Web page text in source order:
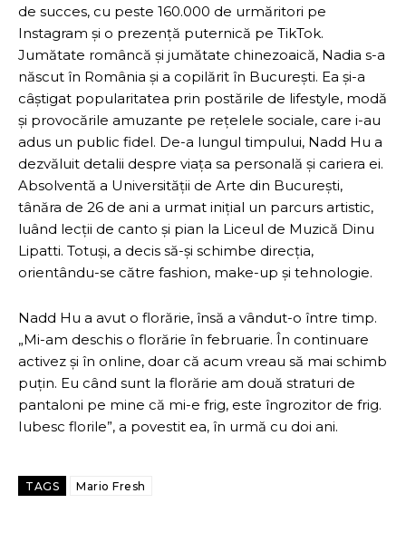
de succes, cu peste 160.000 de urmăritori pe
Instagram și o prezență puternică pe TikTok.
Jumătate româncă și jumătate chinezoaică, Nadia s-a
născut în România și a copilărit în București. Ea și-a
câștigat popularitatea prin postările de lifestyle, modă
și provocările amuzante pe rețelele sociale, care i-au
adus un public fidel. De-a lungul timpului, Nadd Hu a
dezvăluit detalii despre viața sa personală și cariera ei.
Absolventă a Universității de Arte din București,
tânăra de 26 de ani a urmat inițial un parcurs artistic,
luând lecții de canto și pian la Liceul de Muzică Dinu
Lipatti. Totuși, a decis să-și schimbe direcția,
orientându-se către fashion, make-up și tehnologie.
Nadd Hu a avut o florărie, însă a vândut-o între timp.
„Mi-am deschis o florărie în februarie. În continuare
activez și în online, doar că acum vreau să mai schimb
puțin. Eu când sunt la florărie am două straturi de
pantaloni pe mine că mi-e frig, este îngrozitor de frig.
Iubesc florile”, a povestit ea, în urmă cu doi ani.
TAGS Mario Fresh